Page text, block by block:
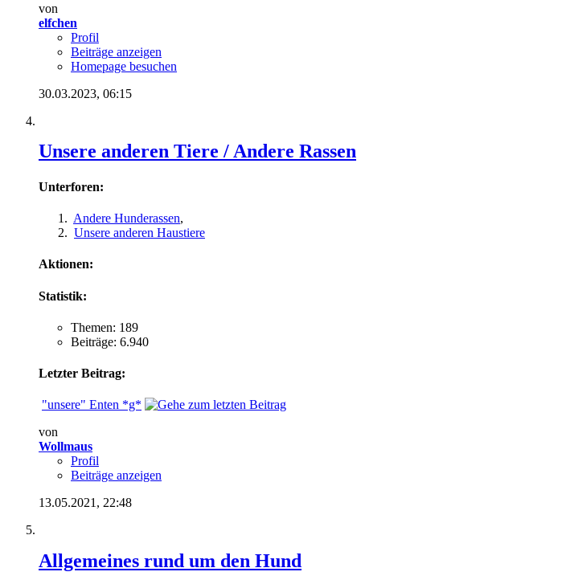
von
elfchen
Profil
Beiträge anzeigen
Homepage besuchen
30.03.2023, 06:15
Unsere anderen Tiere / Andere Rassen
Unterforen:
Andere Hunderassen,
Unsere anderen Haustiere
Aktionen:
Statistik:
Themen: 189
Beiträge: 6.940
Letzter Beitrag:
"unsere" Enten *g*
von
Wollmaus
Profil
Beiträge anzeigen
13.05.2021, 22:48
Allgemeines rund um den Hund